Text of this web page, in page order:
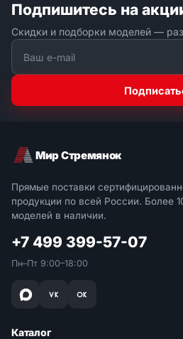
Подпишитесь на
Скидки и подборки моделей —
Мир Стремянок
Прямые поставки
продукции по всей России. Более
моделей в наличии.
+7 499 399-57-07
Пн–Пт 9:00–18:00
Каталог